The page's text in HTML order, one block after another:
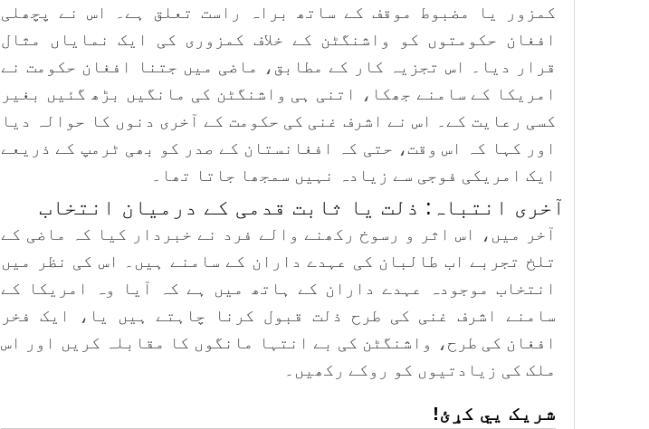
کمزور یا مضبوط موقف کے ساتھ براہ راست تعلق ہے۔ اس نے پچھلی
افغان حکومتوں کو واشنگٹن کے خلاف کمزوری کی ایک نمایاں مثال
قرار دیا۔ اس تجزیہ کار کے مطابق، ماضی میں جتنا افغان حکومت نے
امریکا کے سامنے جھکا، اتنی ہی واشنگٹن کی مانگیں بڑھ گئیں بغیر
کسی رعایت کے۔ اس نے اشرف غنی کی حکومت کے آخری دنوں کا حوالہ دیا
اور کہا کہ اس وقت، حتی کہ افغانستان کے صدر کو بھی ٹرمپ کے ذریعے
ایک امریکی فوجی سے زیادہ نہیں سمجھا جاتا تھا۔
​آخری انتباہ: ذلت یا ثابت قدمی کے درمیان انتخاب
آخر میں، اس اثر و رسوخ رکھنے والے فرد نے خبردار کیا کہ ماضی کے
تلخ تجربے اب طالبان کی عہدے داران کے سامنے ہیں۔ اس کی نظر میں
انتخاب موجودہ عہدے داران کے ہاتھ میں ہے کہ آیا وہ امریکا کے
سامنے اشرف غنی کی طرح ذلت قبول کرنا چاہتے ہیں یا، ایک فخر
افغان کی طرح، واشنگٹن کی بے انتہا مانگوں کا مقابلہ کریں اور اس
ملک کی زیادتیوں کو روکے رکھیں۔
شریک یي کړئ!